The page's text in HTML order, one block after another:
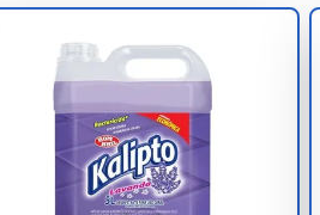
comuns.
comerciais,